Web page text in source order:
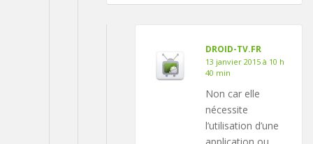
DROID-TV.FR
13 janvier 2015 à 10 h
40 min
Non car elle
nécessite
l’utilisation d’une